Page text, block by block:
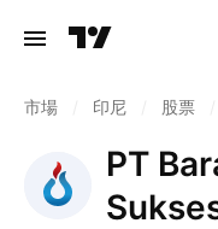
市場 印尼 股票
PT